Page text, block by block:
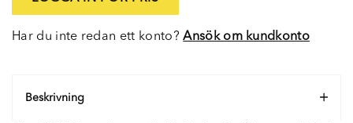
Har du inte redan ett konto?Ansök om kundkonto
Beskrivning